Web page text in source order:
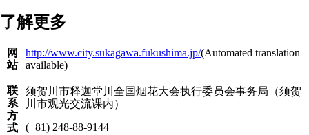
了解更多
了
解
多
网
站
http://www.city.sukagawa.fukushima.jp/(Automated translation
available)
联
系
方
式
须贺川市释迦堂川全国烟花大会执行委员会事务局（须贺
川市观光交流课内）
(+81) 248-88-9144